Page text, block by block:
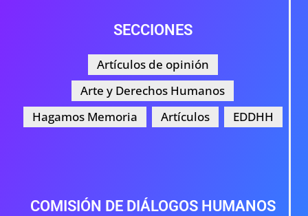
SECCIONES
Artículos de opinión
Arte y Derechos Humanos
Hagamos Memoria
Artículos EDDHH
COMISIÓN DE DIÁLOGOS HUMANOS